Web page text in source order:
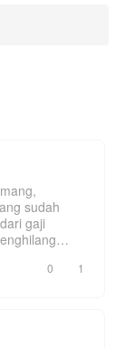
Cairan dewa]
menginjak-injak
fana, di mana
memancarkan
anak
sedalam lautan
sudah
gaji
0 1